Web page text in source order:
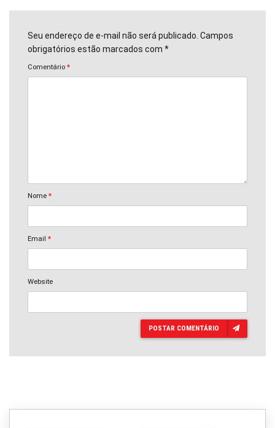
Seu endereço de e-mail não será publicado. Campos
obrigatórios estão marcados com *
Comentário *
Nome *
Email *
Website
POSTAR COMENTÁRIO